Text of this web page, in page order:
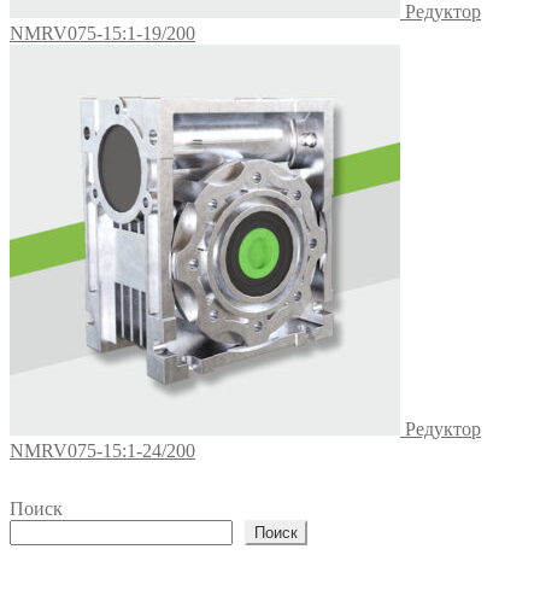
Редуктор
NMRV075-15:1-19/200
Редуктор
NMRV075-15:1-24/200
Поиск
Поиск